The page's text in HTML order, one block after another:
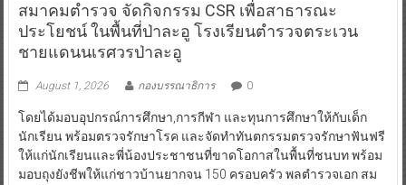
สมาคมตำรวจ จัดกิจกรรม CSR เพื่อสาธารณะ
ประโยชน์ ในพื้นที่ป่าละอู โรงเรียนตำรวจตระเวน
ชายแดนนเรศวรป่าละอู
August 1, 2026 กองบรรณาธิการ 0
โดยได้มอบอุปกรณ์การศึกษา,การกีฬา และทุนการศึกษาให้กับเด็ก
นักเรียน พร้อมตรวจรักษาโรค และจัดทำทันตกรรมตรวจรักษาฟันฟรี
ให้แก่นักเรียนและพี่น้องประชาชนที่ขาดโอกาสในพื้นที่ชนบท พร้อม
มอบถุงยังชีพให้แก่ชาวบ้านยากจน 150 ครอบครัว พลตำรวจเอก สม